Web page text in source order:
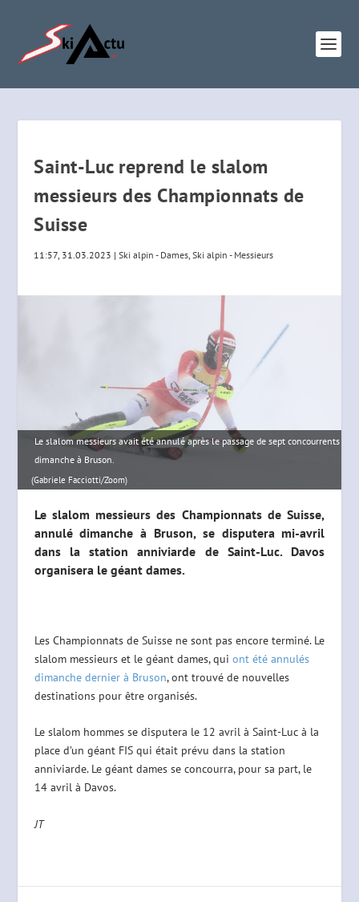
Saint-Luc reprend le slalom
messieurs des Championnats de
Suisse
11:57, 31.03.2023 |Ski alpin - Dames,Ski alpin - Messieurs
Le slalom messieurs avait été annulé après le passage de sept concourrents
dimanche à Bruson.
(Gabriele Facciotti/Zoom)
Le slalom messieurs des Championnats de Suisse,
annulé dimanche à Bruson, se disputera mi-avril
dans la station anniviarde de Saint-Luc. Davos
organisera le géant dames.
Les Championnats de Suisse ne sont pas encore terminé. Le
slalom messieurs et le géant dames, qui ont été annulés
dimanche dernier à Bruson, ont trouvé de nouvelles
destinations pour être organisés.
Le slalom hommes se disputera le 12 avril à Saint-Luc à la
place d’un géant FIS qui était prévu dans la station
anniviarde. Le géant dames se concourra, pour sa part, le
14 avril à Davos.
JT